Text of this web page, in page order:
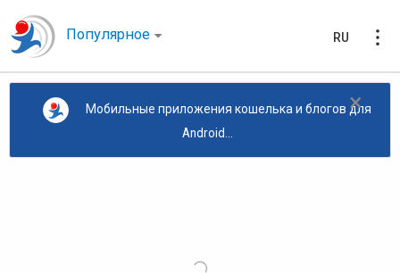
Популярное RU
×
Мобильные приложения кошелька и блогов для
Android...